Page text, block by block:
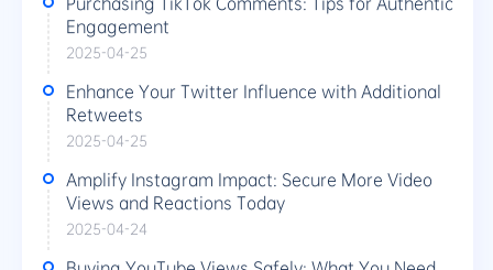
Engagement
2025-04-25
Enhance Your Twitter Influence with Additional
Retweets
2025-04-25
Amplify Instagram Impact: Secure More Video
Views and Reactions Today
2025-04-24